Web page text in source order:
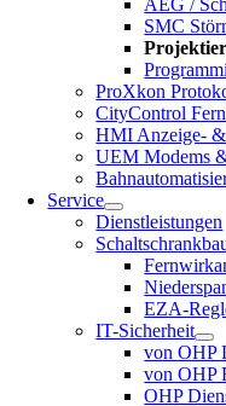
AEG /
SMC
ProXkon
CityControl
HMI Anzeige-
UEM Modems
Service
Dienstleistungen
EZA-
IT-Sicherheit
von OHP
von OHP
OHP